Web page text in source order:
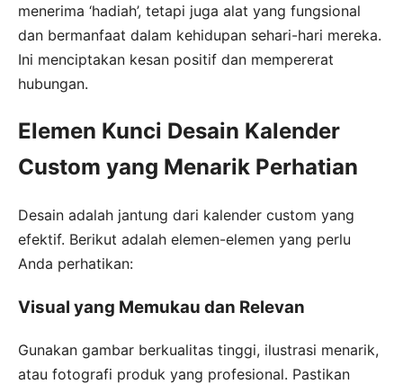
menerima ‘hadiah’, tetapi juga alat yang fungsional
dan bermanfaat dalam kehidupan sehari-hari mereka.
Ini menciptakan kesan positif dan mempererat
hubungan.
Elemen Kunci Desain Kalender
Custom yang Menarik Perhatian
Desain adalah jantung dari kalender custom yang
efektif. Berikut adalah elemen-elemen yang perlu
Anda perhatikan:
Visual yang Memukau dan Relevan
Gunakan gambar berkualitas tinggi, ilustrasi menarik,
atau fotografi produk yang profesional. Pastikan